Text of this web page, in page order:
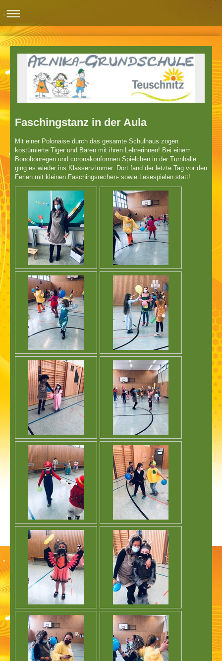
Faschingstanz in der Aula
Mit einer Polonaise durch das gesamte Schulhaus zogen
kostümierte Tiger und Bären mit ihren Lehrerinnen! Bei einem
Bonobonregen und coronakonformen Spielchen in der Turnhalle
ging es wieder ins Klassenzimmer. Dort fand der letzte Tag vor den
Ferien mit kleinen Faschingsrechen- sowie Lesespielen statt!